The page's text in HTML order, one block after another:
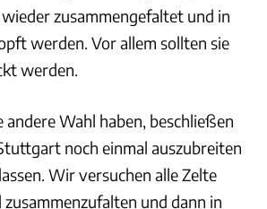
zusammengefaltet und in
werden. Vor allem sollten sie
werden.
andere Wahl haben, beschließen
noch einmal auszubreiten
Wir versuchen alle Zelte
und dann in